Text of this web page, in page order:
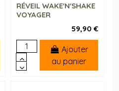
RÉVEIL WAKE'N'SHAKE
VOYAGER
59,90 €
Ajouter
au panier